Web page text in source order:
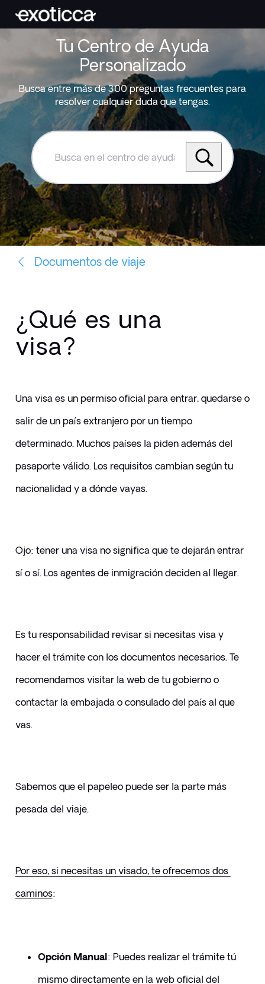
Tu Centro de Ayuda
Personalizado
Busca entre más de 300 preguntas frecuentes para
resolver cualquier duda que tengas.
Busca
el
centro
de
ayuda
de
Exoticca
Documentos de viaje
¿Qué es una
visa?
Una visa es un permiso oficial para entrar, quedarse o
salir de un país extranjero por un tiempo
determinado. Muchos países la piden además del
pasaporte válido. Los requisitos cambian según tu
nacionalidad y a dónde vayas.
Ojo: tener una visa no significa que te dejarán entrar
sí o sí. Los agentes de inmigración deciden al llegar.
Es tu responsabilidad revisar si necesitas visa y
hacer el trámite con los documentos necesarios. Te
recomendamos visitar la web de tu gobierno o
contactar la embajada o consulado del país al que
vas.
Sabemos que el papeleo puede ser la parte más
pesada del viaje.
Por eso, si necesitas un visado, te ofrecemos dos
caminos:
Opción Manual : Puedes realizar el trámite tú
mismo directamente en la web oficial del